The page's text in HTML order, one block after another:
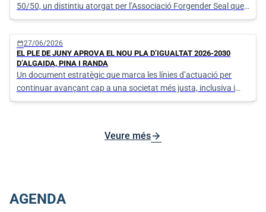
50/50, un distintiu atorgat per l’Associació Forgender Seal que
reconeix les institucions que treballen activament per assolir la
paritat entre dones i homes en l’àmbit polític, social i
organitzatiu.
calendar_today27/06/2026
EL PLE DE JUNY APROVA EL NOU PLA D’IGUALTAT 2026-2030
D’ALGAIDA, PINA I RANDA
Un document estratègic que marca les línies d’actuació per
continuar avançant cap a una societat més justa, inclusiva i
equitativa als nuclis d’Algaida, Pina i Randa.
Veure mésarrow_forward
AGENDA